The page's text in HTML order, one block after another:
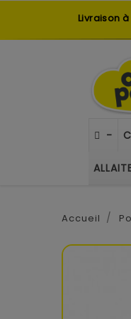
Livraison
-
Accueil